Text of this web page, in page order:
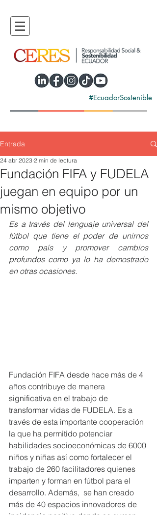
#EcuadorSostenible
Entrada
Fundación FIFA y FUDELA
juegan en equipo por un
mismo objetivo
24 abr 2023 2 min de lectura
Es a través del lenguaje universal del
fútbol que tiene el poder de unirnos
como país y promover cambios
profundos como ya lo ha demostrado
en otras ocasiones.
Fundación FIFA desde hace más de 4
años contribuye de manera
significativa en el trabajo de
transformar vidas de FUDELA. Es a
través de esta importante cooperación
la que ha permitido potenciar
habilidades socioeconómicas de 6000
niños y niñas así como fortalecer el
trabajo de 260 facilitadores quienes
imparten y forman en fútbol para el
desarrollo. Además,  se han creado
más de 40 espacios innovadores de